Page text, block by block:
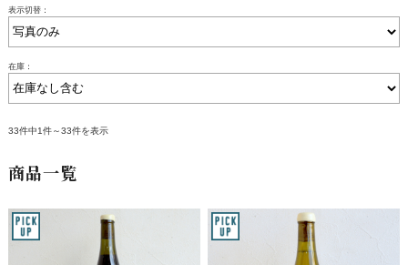
表示切替：
在庫：
33件中1件～33件を表示
商品一覧